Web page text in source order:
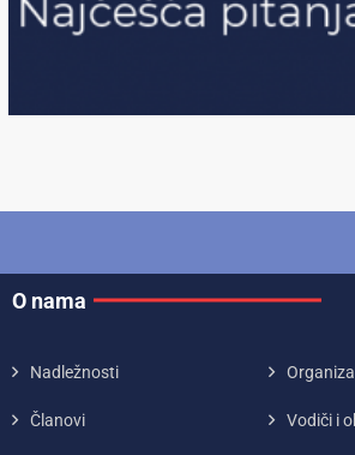
O nama
Nadležnosti
Članovi Vodiči i